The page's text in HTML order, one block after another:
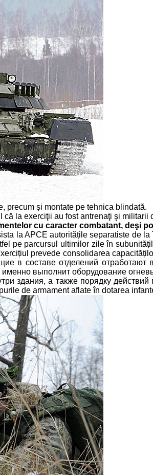
precum și montate pe tehnica blindată.
la exerciţii au fost antrenaţi şi
cu caracter combatant, deşi
la APCE autoritățile separatiste de
pe parcursul ultimilor zile în
prevede consolidarea
в составе отделений
именно выполнит оборудование
здания, а также порядку
de armament aflate în dotarea